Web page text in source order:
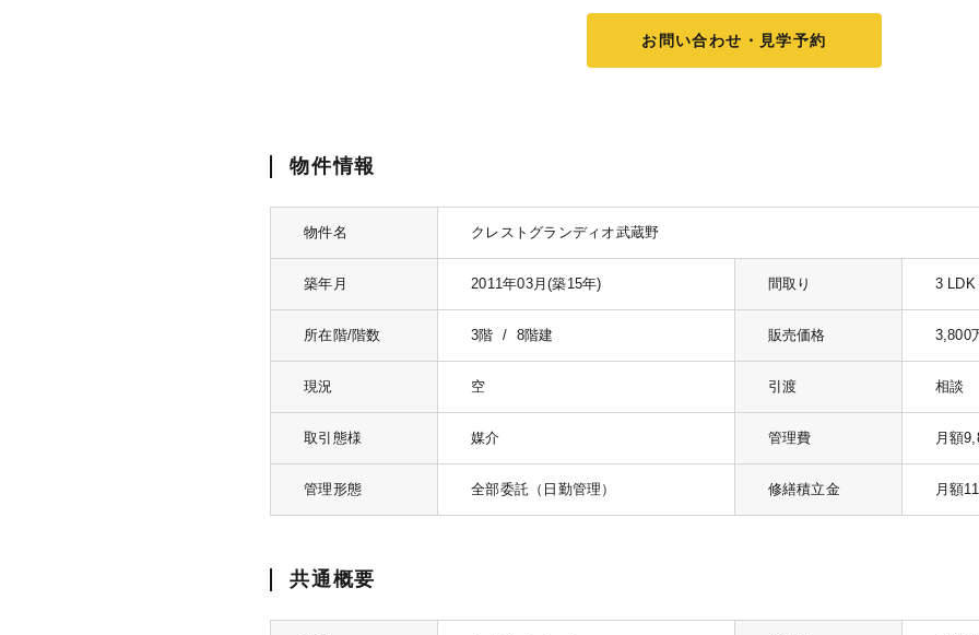
お問い合わせ・見学予約
物件情報
物件名 クレストグランディオ武蔵野
築年月 2011年03月(築15年) 間取り 3 LDK
所在階/階数 3階 / 8階建 販売価格 3,800
現況 空 引渡 相談
取引態様 媒介 管理費 月額
管理形態 全部委託（日勤管理） 修繕積立金 月額
共通概要